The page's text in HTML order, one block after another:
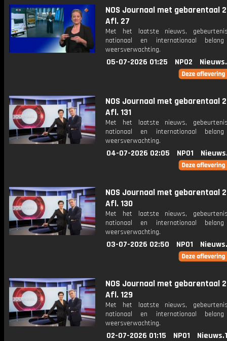
NOS Journaal met gebarentaal
Afl. 27
Met het laatste nieuws,
nationaal en internationaal
weersverwachting.
05-07-2026 01:25 NPO2
NOS Journaal met gebarentaal
Afl. 131
Met het laatste nieuws,
nationaal en internationaal
weersverwachting.
04-07-2026 02:05 NPO1
NOS Journaal met gebarentaal
Afl. 130
Met het laatste nieuws,
nationaal en internationaal
weersverwachting.
03-07-2026 02:50 NPO1
NOS Journaal met gebarentaal
Afl. 129
Met het laatste nieuws,
nationaal en internationaal
weersverwachting.
02-07-2026 01:15 NPO1